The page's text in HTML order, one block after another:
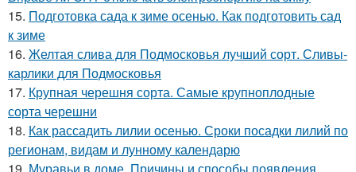
15. Подготовка сада к зиме осенью. Как подготовить сад
к зиме
16. Желтая слива для Подмосковья лучший сорт. Сливы-
карлики для Подмосковья
17. Крупная черешня сорта. Самые крупноплодные
сорта черешни
18. Как рассадить лилии осенью. Сроки посадки лилий по
регионам, видам и лунному календарю